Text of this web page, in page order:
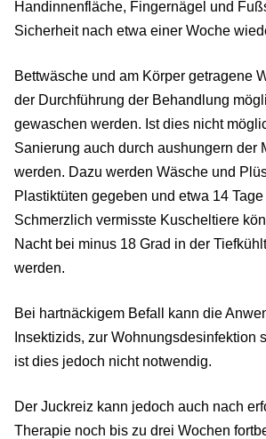
Handinnenfläche, Fingernägel und
Sicherheit nach etwa einer Woche
Bettwäsche und am Körper getragene
der Durchführung der Behandlung
gewaschen werden. Ist dies nicht
Sanierung auch durch aushungern der
werden. Dazu werden Wäsche und
Plastiktüten gegeben und etwa 14
Schmerzlich vermisste Kuscheltiere
Nacht bei minus 18 Grad in der
werden.
Bei hartnäckigem Befall kann die
Insektizids, zur Wohnungsdesinfektion
ist dies jedoch nicht notwendig.
Der Juckreiz kann jedoch auch nach
Therapie noch bis zu drei Wochen